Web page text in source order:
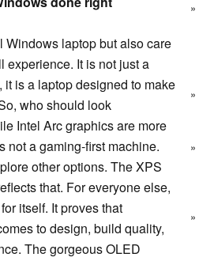
laptop but also care
experience. It is not just a
is a laptop designed to make
who should look
Intel Arc graphics are more
not a gaming-first machine.
other options. The XPS
that. For everyone else,
itself. It proves that
to design, build quality,
The gorgeous OLED